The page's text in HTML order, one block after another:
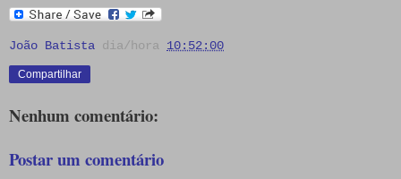
João Batista dia/hora 10:52:00
Compartilhar
Nenhum comentário:
Postar um comentário